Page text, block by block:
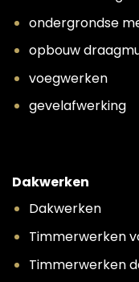
ondergrondse
opbouw
voegwerken
gevelafwerking
Dakwerken
Dakwerken
Timmerwerken
Timmerwerken